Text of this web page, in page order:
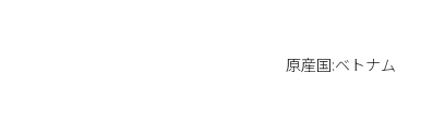
原産国:ベトナム